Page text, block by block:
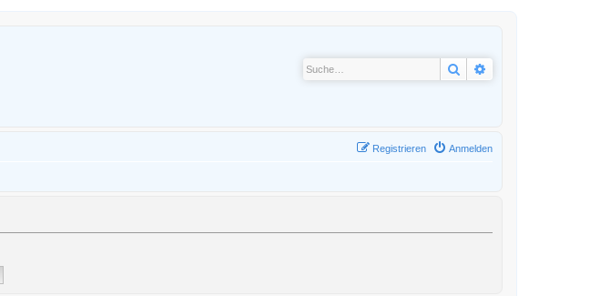
Suche
Anmelden
Registrieren